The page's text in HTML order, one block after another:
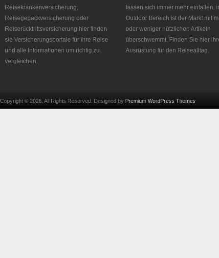
Reisekrankenversicherung,
Reisegepäckversicherung oder
Reiserücktrittsversicherung hier finden
sie Versicherungsportale für ihre Reise
und alle Informationen um richtig zu
vergleichen.
lassen sich immer mehr einfallen,
Outdoor Bereich ist der Markt mit
oder weniger nützlichen Artikeln
überschwemmt. Finden Sie hier
Ausrüstung für den Reisealltag.
Copyright © 2026. All Rights Reserved. Designed by Premium WordPress Themes